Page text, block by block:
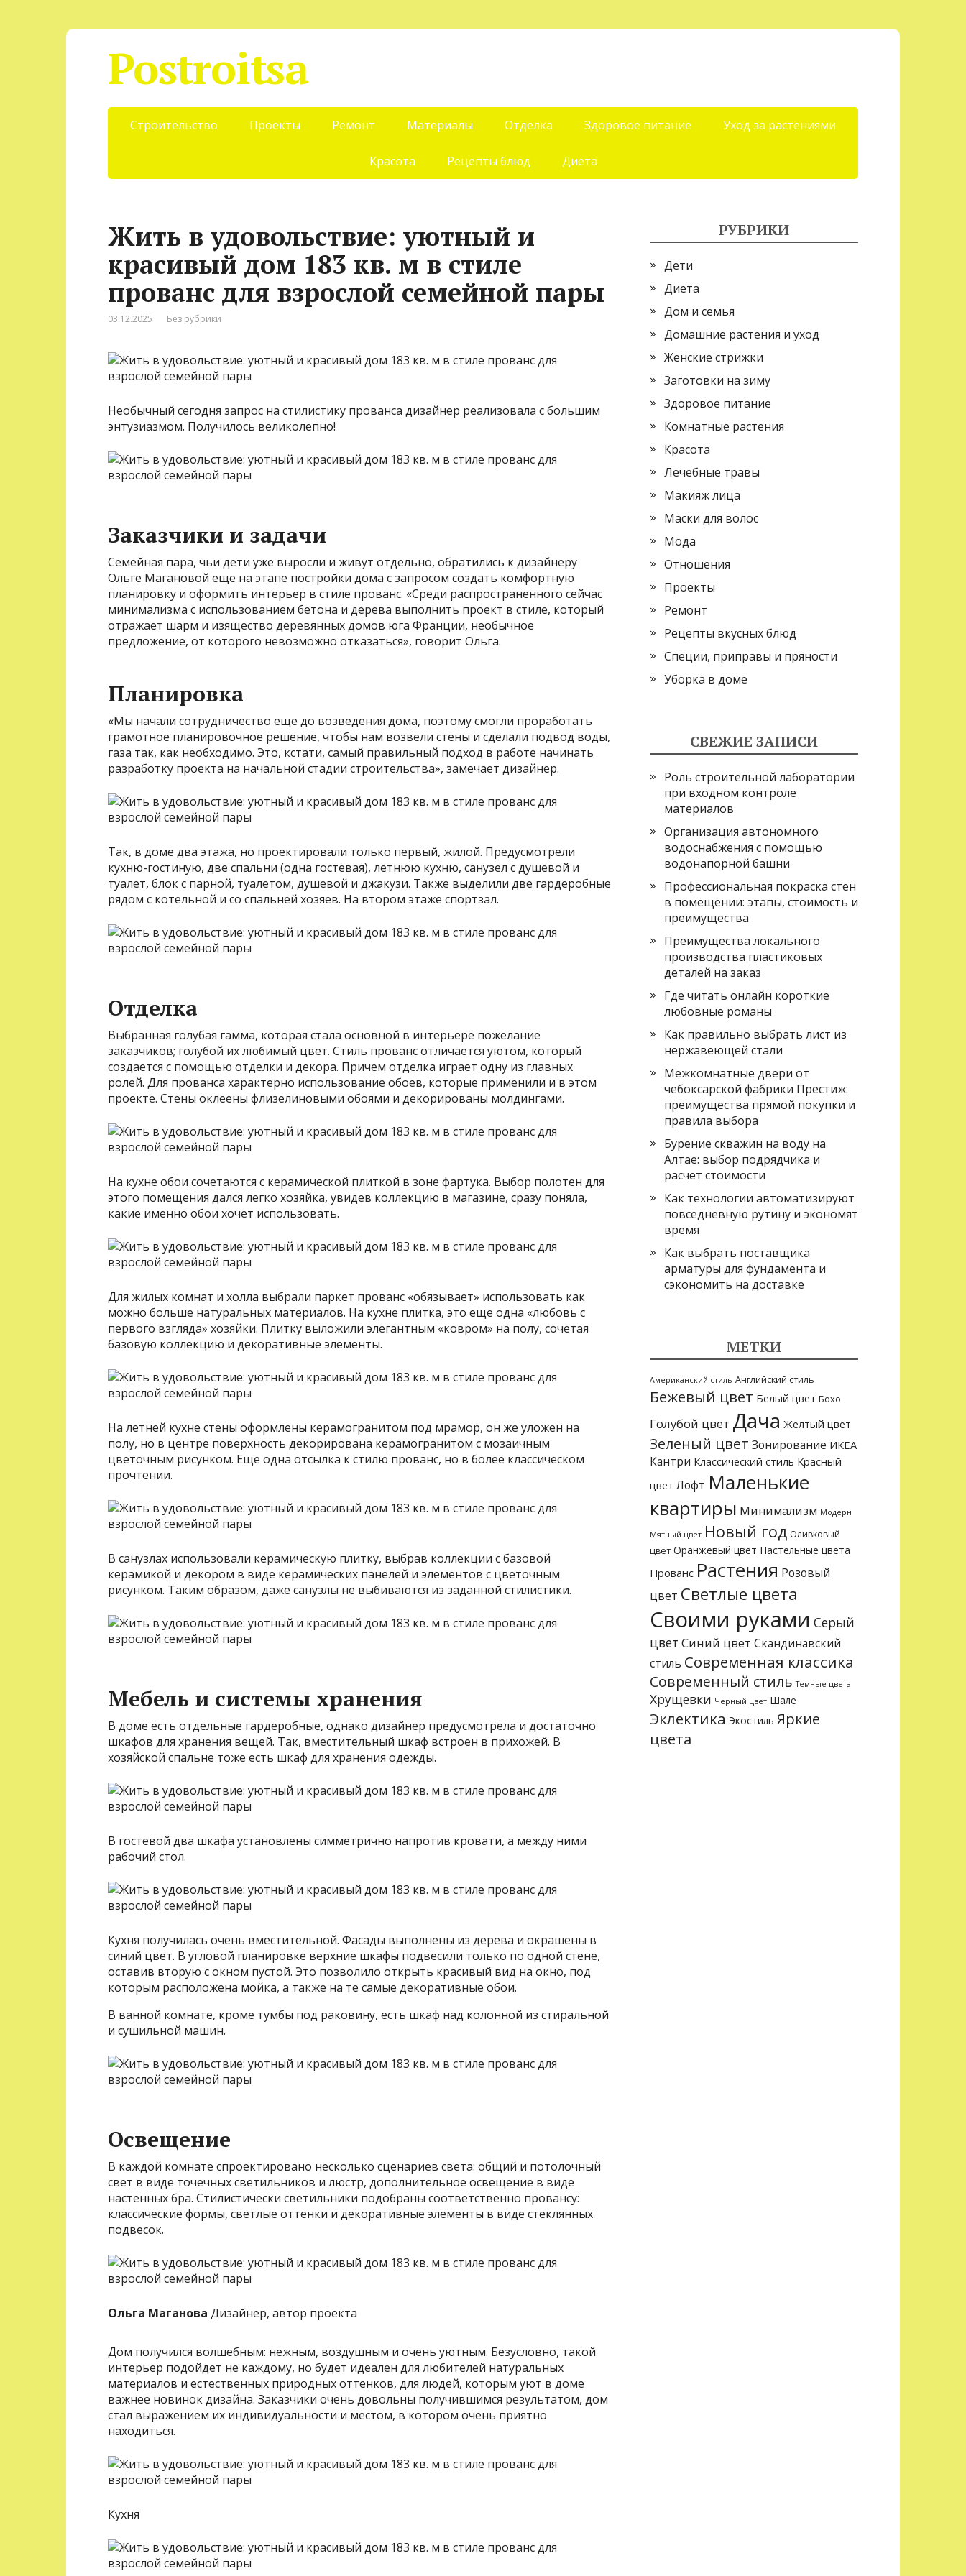
Postroitsa
Строительство Проекты Ремонт Материалы Отделка Здоровое питание Уход за растениями
Красота Рецепты блюд Диета
Жить в удовольствие: уютный и
красивый дом 183 кв. м в стиле
прованс для взрослой семейной пары
03.12.2025 Без рубрики
Необычный сегодня запрос на стилистику прованса дизайнер реализовала с большим
энтузиазмом. Получилось великолепно!
Заказчики и задачи
Семейная пара, чьи дети уже выросли и живут отдельно, обратились к дизайнеру
Ольге Магановой еще на этапе постройки дома с запросом создать комфортную
планировку и оформить интерьер в стиле прованс. «Среди распространенного сейчас
минимализма с использованием бетона и дерева выполнить проект в стиле, который
отражает шарм и изящество деревянных домов юга Франции, необычное
предложение, от которого невозможно отказаться», говорит Ольга.
Планировка
«Мы начали сотрудничество еще до возведения дома, поэтому смогли проработать
грамотное планировочное решение, чтобы нам возвели стены и сделали подвод воды,
газа так, как необходимо. Это, кстати, самый правильный подход в работе начинать
разработку проекта на начальной стадии строительства», замечает дизайнер.
Так, в доме два этажа, но проектировали только первый, жилой. Предусмотрели
кухню-гостиную, две спальни (одна гостевая), летнюю кухню, санузел с душевой и
туалет, блок с парной, туалетом, душевой и джакузи. Также выделили две гардеробные
рядом с котельной и со спальней хозяев. На втором этаже спортзал.
Отделка
Выбранная голубая гамма, которая стала основной в интерьере пожелание
заказчиков; голубой их любимый цвет. Стиль прованс отличается уютом, который
создается с помощью отделки и декора. Причем отделка играет одну из главных
ролей. Для прованса характерно использование обоев, которые применили и в этом
проекте. Стены оклеены флизелиновыми обоями и декорированы молдингами.
На кухне обои сочетаются с керамической плиткой в зоне фартука. Выбор полотен для
этого помещения дался легко хозяйка, увидев коллекцию в магазине, сразу поняла,
какие именно обои хочет использовать.
Для жилых комнат и холла выбрали паркет прованс «обязывает» использовать как
можно больше натуральных материалов. На кухне плитка, это еще одна «любовь с
первого взгляда» хозяйки. Плитку выложили элегантным «ковром» на полу, сочетая
базовую коллекцию и декоративные элементы.
На летней кухне стены оформлены керамогранитом под мрамор, он же уложен на
полу, но в центре поверхность декорирована керамогранитом с мозаичным
цветочным рисунком. Еще одна отсылка к стилю прованс, но в более классическом
прочтении.
В санузлах использовали керамическую плитку, выбрав коллекции с базовой
керамикой и декором в виде керамических панелей и элементов с цветочным
рисунком. Таким образом, даже санузлы не выбиваются из заданной стилистики.
Мебель и системы хранения
В доме есть отдельные гардеробные, однако дизайнер предусмотрела и достаточно
шкафов для хранения вещей. Так, вместительный шкаф встроен в прихожей. В
хозяйской спальне тоже есть шкаф для хранения одежды.
В гостевой два шкафа установлены симметрично напротив кровати, а между ними
рабочий стол.
Кухня получилась очень вместительной. Фасады выполнены из дерева и окрашены в
синий цвет. В угловой планировке верхние шкафы подвесили только по одной стене,
оставив вторую с окном пустой. Это позволило открыть красивый вид на окно, под
которым расположена мойка, а также на те самые декоративные обои.
В ванной комнате, кроме тумбы под раковину, есть шкаф над колонной из стиральной
и сушильной машин.
Освещение
В каждой комнате спроектировано несколько сценариев света: общий и потолочный
свет в виде точечных светильников и люстр, дополнительное освещение в виде
настенных бра. Стилистически светильники подобраны соответственно провансу:
классические формы, светлые оттенки и декоративные элементы в виде стеклянных
подвесок.
Ольга Маганова Дизайнер, автор проекта
Дом получился волшебным: нежным, воздушным и очень уютным. Безусловно, такой
интерьер подойдет не каждому, но будет идеален для любителей натуральных
материалов и естественных природных оттенков, для людей, которым уют в доме
важнее новинок дизайна. Заказчики очень довольны получившимся результатом, дом
стал выражением их индивидуальности и местом, в котором очень приятно
находиться.
Кухня
РУБРИКИ
Дети
Диета
Дом и семья
Домашние растения и уход
Женские стрижки
Заготовки на зиму
Здоровое питание
Комнатные растения
Красота
Лечебные травы
Макияж лица
Маски для волос
Мода
Отношения
Проекты
Ремонт
Рецепты вкусных блюд
Специи, приправы и пряности
Уборка в доме
СВЕЖИЕ ЗАПИСИ
Роль строительной лаборатории
при входном контроле
материалов
Организация автономного
водоснабжения с помощью
водонапорной башни
Профессиональная покраска стен
в помещении: этапы, стоимость и
преимущества
Преимущества локального
производства пластиковых
деталей на заказ
Где читать онлайн короткие
любовные романы
Как правильно выбрать лист из
нержавеющей стали
Межкомнатные двери от
чебоксарской фабрики Престиж:
преимущества прямой покупки и
правила выбора
Бурение скважин на воду на
Алтае: выбор подрядчика и
расчет стоимости
Как технологии автоматизируют
повседневную рутину и экономят
время
Как выбрать поставщика
арматуры для фундамента и
сэкономить на доставке
МЕТКИ
Американский стиль Английский стиль
Бежевый цвет Белый цвет Бохо
Голубой цвет Дача Желтый цвет
Зеленый цвет Зонирование ИКЕА
Кантри Классический стиль Красный
цвет Лофт Маленькие
квартиры Минимализм Модерн
Мятный цвет Новый год Оливковый
цвет Оранжевый цвет Пастельные цвета
Прованс Растения Розовый
цвет Светлые цвета
Своими руками Серый
цвет Синий цвет Скандинавский
стиль Современная классика
Современный стиль Темные цвета
Хрущевки Черный цвет Шале
Эклектика Экостиль Яркие
цвета